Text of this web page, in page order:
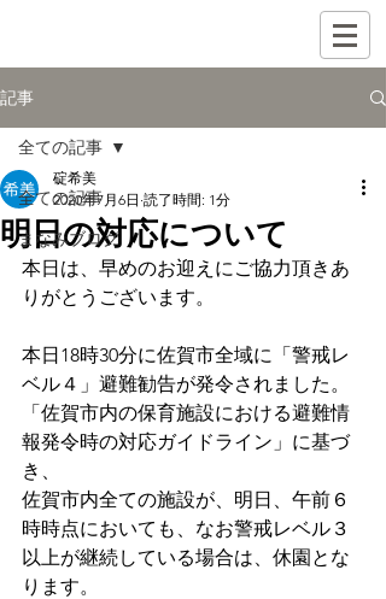
記事
全ての記事
まなみブログ
全ての記事
明日の対応について
碇希美
2020年7月6日 読了時間: 1分
本日は、早めのお迎えにご協力頂きあ
りがとうございます。
本日18時30分に佐賀市全域に「警戒レ
ベル４」避難勧告が発令されました。
「佐賀市内の保育施設における避難情
報発令時の対応ガイドライン」に基づ
き、
佐賀市内全ての施設が、明日、午前６
時時点においても、なお警戒レベル３
以上が継続している場合は、休園とな
ります。